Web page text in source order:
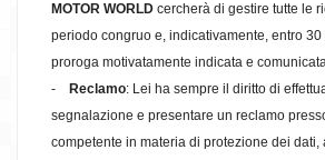
MOTOR WORLD cercherà di gestire tutte le
periodo congruo e, indicativamente, entro
proroga motivatamente indicata e
-
Reclamo: Lei ha sempre il diritto di
segnalazione e presentare un reclamo
competente in materia di protezione dei dati,